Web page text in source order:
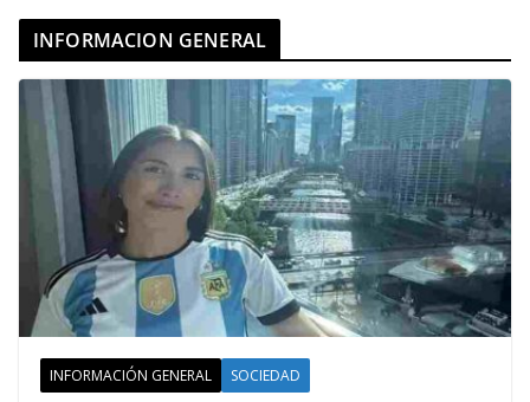
INFORMACION GENERAL
INFORMACIÓN GENERAL SOCIEDAD